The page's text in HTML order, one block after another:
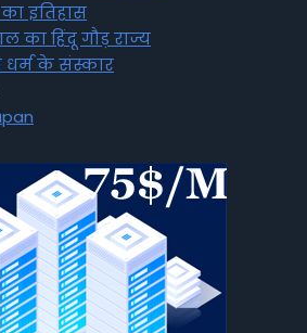
इतिहास
का हिंदू गौड़ राज्य
धर्म के संस्कार